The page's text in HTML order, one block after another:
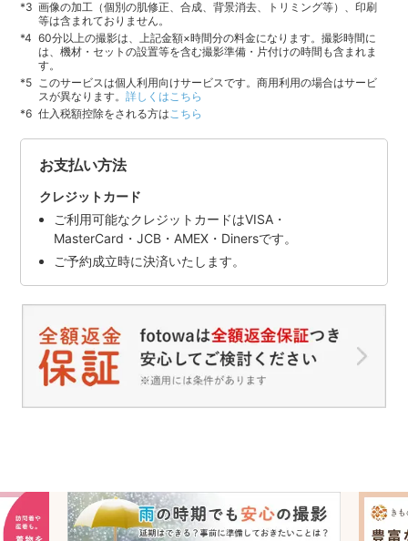
画像の加工（個別の肌修正、合成、背景消去、トリミング等）、印刷
等は含まれておりません。
60分以上の撮影は、上記金額×時間分の料金になります。撮影時間に
は、機材・セットの設置等を含む撮影準備・片付けの時間も含まれま
す。
このサービスは個人利用向けサービスです。商用利用の場合はサービ
スが異なります。詳しくはこちら
仕入税額控除をされる方はこちら
お支払い方法
クレジットカード
ご利用可能なクレジットカードはVISA・
MasterCard・JCB・AMEX・Dinersです。
ご予約成立時に決済いたします。